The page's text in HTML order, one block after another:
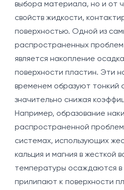
выбора материала, но и от
свойств жидкости,
поверхностью. Одной из
распространенных проблем
является накопление
поверхности пластин. Эти
временем образуют тонкий
значительно снижая
Например, образование
распространенной
системах, использующих
кальция и магния в жесткой
температуры осаждаются в
прилипают к поверхности